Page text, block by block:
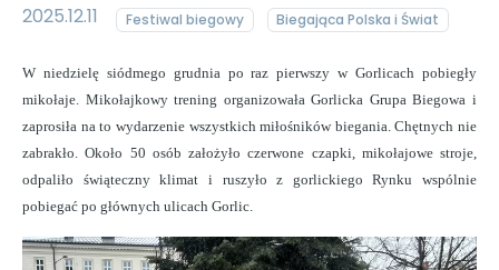
2025.12.11 Festiwal biegowy Biegająca Polska i Świat
W niedzielę siódmego grudnia po raz pierwszy w Gorlicach pobiegły
mikołaje. Mikołajkowy trening organizowała Gorlicka Grupa Biegowa i
zaprosiła na to wydarzenie wszystkich miłośników biegania. Chętnych nie
zabrakło. Około 50 osób założyło czerwone czapki, mikołajowe stroje,
odpaliło świąteczny klimat i ruszyło z gorlickiego Rynku wspólnie
pobiegać po głównych ulicach Gorlic.